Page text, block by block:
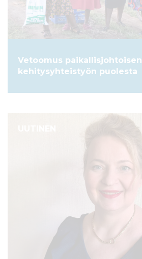
Vetoomus paikallisjohtoisen
kehitysyhteistyön puolesta